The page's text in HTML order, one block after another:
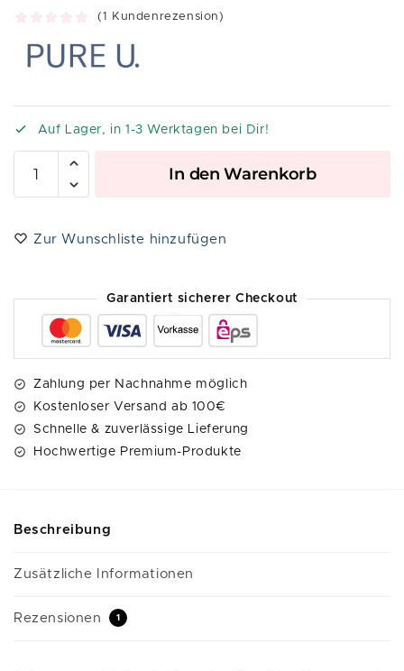
(1 Kundenrezension)
Auf Lager, in 1-3 Werktagen bei Dir!
In den Warenkorb
Zur Wunschliste hinzufügen
Garantiert sicherer Checkout
Zahlung per Nachnahme möglich
Kostenloser Versand ab 100€
Schnelle & zuverlässige Lieferung
Hochwertige Premium-Produkte
Beschreibung
Zusätzliche Informationen
Rezensionen 1